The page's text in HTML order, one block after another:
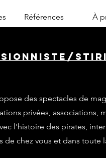
Références À
des spectacles de
privées, associations,
l'histoire des pirates,
chez vous et dans toute